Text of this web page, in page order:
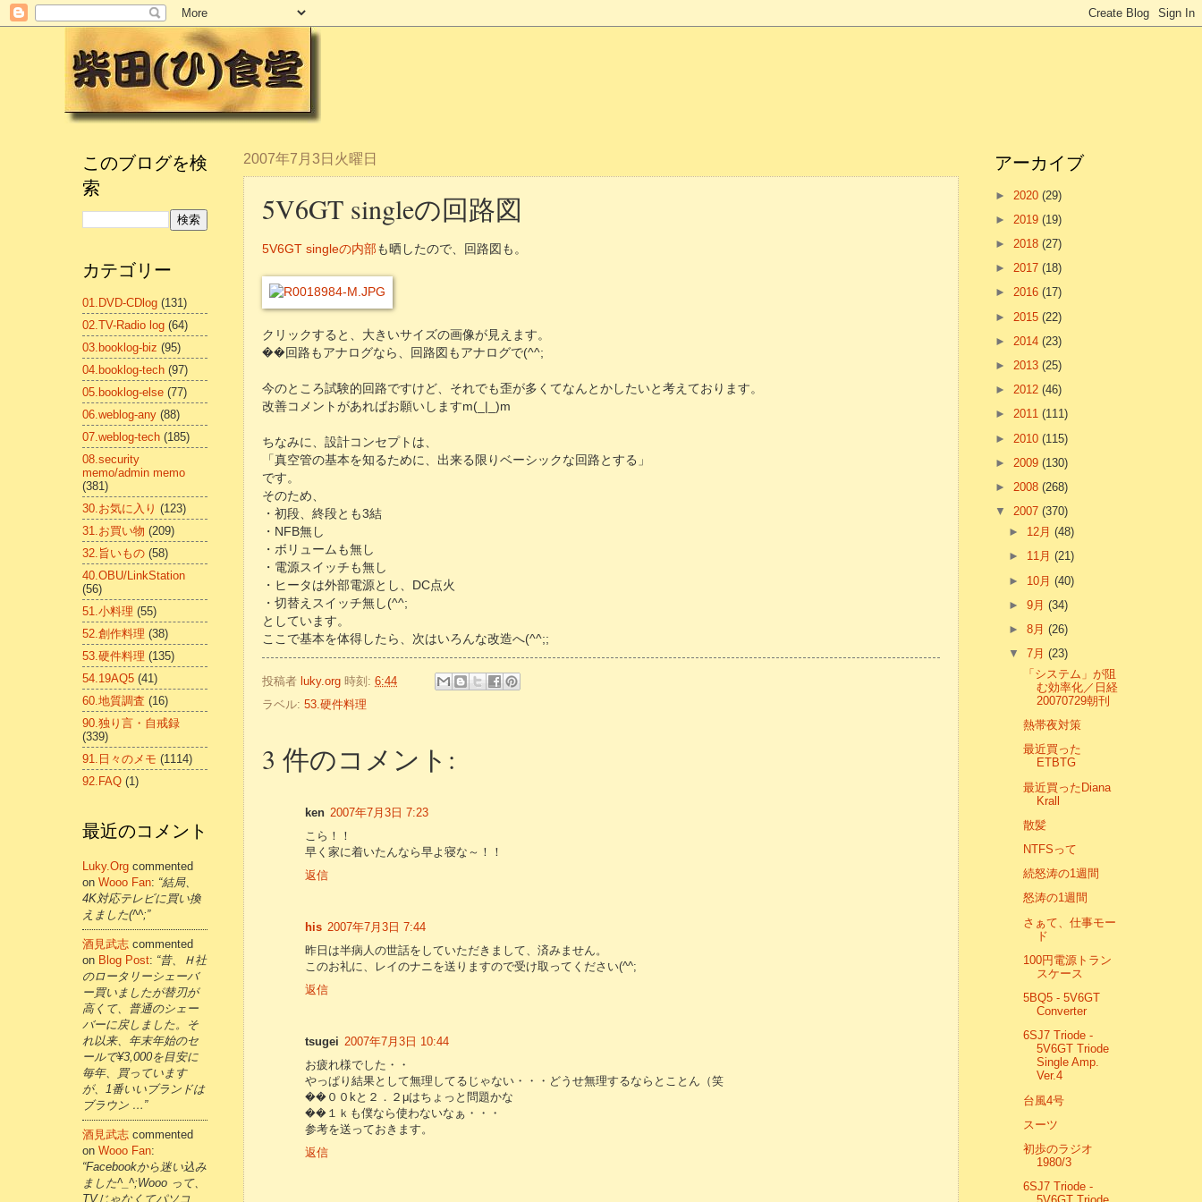
2007年7月3日火曜日
5V6GT singleの回路図
5V6GT singleの内部 も晒したので、回路図も。
クリックすると、大きいサイズの画像が見えます。
��回路もアナログなら、回路図もアナログで(^^;
今のところ試験的回路ですけど、それでも歪が多くてなんとかしたいと考えております。
改善コメントがあればお願いしますm(_|_)m
ちなみに、設計コンセプトは、
「真空管の基本を知るために、出来る限りベーシックな回路とする」
です。
そのため、
・初段、終段とも3結
・NFB無し
・ボリュームも無し
・電源スイッチも無し
・ヒータは外部電源とし、DC点火
・切替えスイッチ無し(^^;
としています。
ここで基本を体得したら、次はいろんな改造へ(^^;;
投稿者 luky.org 時刻: 6:44
ラベル: 53.硬件料理
3 件のコメント:
ken 2007年7月3日 7:23
こら！！
早く家に着いたんなら早よ寝な～！！
返信
his 2007年7月3日 7:44
昨日は半病人の世話をしていただきまして、済みません。
このお礼に、レイのナニを送りますので受け取ってください(^^;
返信
tsugei 2007年7月3日 10:44
お疲れ様でした・・
やっぱり結果として無理してるじゃない・・・どうせ無理するならとことん（笑
��００kと２．２μはちょっと問題かな
��１ｋも僕なら使わないなぁ・・・
参考を送っておきます。
返信
このブログを検
索
カテゴリー
01.DVD-CDlog (131)
02.TV-Radio log (64)
03.booklog-biz (95)
04.booklog-tech (97)
05.booklog-else (77)
06.weblog-any (88)
07.weblog-tech (185)
08.security
memo/admin memo
(381)
30.お気に入り (123)
31.お買い物 (209)
32.旨いもの (58)
40.OBU/LinkStation
(56)
51.小料理 (55)
52.創作料理 (38)
53.硬件料理 (135)
54.19AQ5 (41)
60.地質調査 (16)
90.独り言・自戒録
(339)
91.日々のメモ (1114)
92.FAQ (1)
最近のコメント
Luky.org commented
on Wooo Fan: “結局、
4K対応テレビに買い換
えました(^^;”
酒見武志 commented
on Blog Post: “昔、Ｈ社
のロータリーシェーバ
ー買いましたが替刃が
高くて、普通のシェー
バーに戻しました。そ
れ以来、年末年始のセ
ールで¥3,000を目安に
毎年、買っています
が、1番いいブランドは
ブラウン …”
酒見武志 commented
on Wooo Fan:
“Facebookから迷い込み
ました^_^;Wooo って、
TVじゃなくてパソコ
アーカイブ
► 2020 (29)
► 2019 (19)
► 2018 (27)
► 2017 (18)
► 2016 (17)
► 2015 (22)
► 2014 (23)
► 2013 (25)
► 2012 (46)
► 2011 (111)
► 2010 (115)
► 2009 (130)
► 2008 (268)
▼ 2007 (370)
► 12月(48)
► 11月(21)
► 10月(40)
►9月(34)
►8月(26)
▼7月(23)
「システム」が阻
む効率化／日経
20070729朝刊
熱帯夜対策
最近買った
ETBTG
最近買ったDiana
Krall
散髪
NTFSって
続怒涛の1週間
怒涛の1週間
さぁて、仕事モー
ド
100円電源トラン
スケース
5BQ5 - 5V6GT
Converter
6SJ7 Triode -
5V6GT Triode
Single Amp.
Ver.4
台風4号
スーツ
初歩のラジオ
1980/3
6SJ7 Triode -